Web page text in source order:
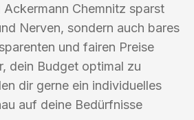
Chemnitz sparst
Nerven, sondern auch bares
und fairen Preise
dein Budget optimal zu
dir gerne ein individuelles
auf deine Bedürfnisse